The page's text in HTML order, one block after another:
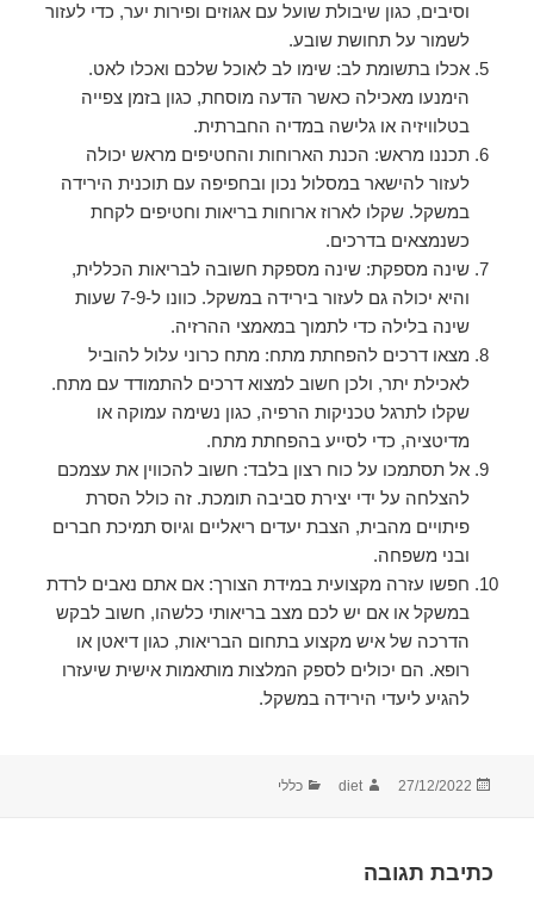
וסיבים, כגון שיבולת שועל עם אגוזים ופירות יער, כדי לעזור
לשמור על תחושת שובע.
אכלו בתשומת לב: שימו לב לאוכל שלכם ואכלו לאט.
הימנעו מאכילה כאשר הדעה מוסחת, כגון בזמן צפייה
בטלוויזיה או גלישה במדיה החברתית.
תכננו מראש: הכנת הארוחות והחטיפים מראש יכולה
לעזור להישאר במסלול נכון ובחפיפה עם תוכנית הירידה
במשקל. שקלו לארוז ארוחות בריאות וחטיפים לקחת
כשנמצאים בדרכים.
שינה מספקת: שינה מספקת חשובה לבריאות הכללית,
והיא יכולה גם לעזור בירידה במשקל. כוונו ל-7-9 שעות
שינה בלילה כדי לתמוך במאמצי ההרזיה.
מצאו דרכים להפחתת מתח: מתח כרוני עלול להוביל
לאכילת יתר, ולכן חשוב למצוא דרכים להתמודד עם מתח.
שקלו לתרגל טכניקות הרפיה, כגון נשימה עמוקה או
מדיטציה, כדי לסייע בהפחתת מתח.
אל תסתמכו על כוח רצון בלבד: חשוב להכווין את עצמכם
להצלחה על ידי יצירת סביבה תומכת. זה כולל הסרת
פיתויים מהבית, הצבת יעדים ריאליים וגיוס תמיכת חברים
ובני משפחה.
חפשו עזרה מקצועית במידת הצורך: אם אתם נאבים לרדת
במשקל או אם יש לכם מצב בריאותי כלשהו, חשוב לבקש
הדרכה של איש מקצוע בתחום הבריאות, כגון דיאטן או
רופא. הם יכולים לספק המלצות מותאמות אישית שיעזרו
להגיע ליעדי הירידה במשקל.
פורסם
27/12/2022 מחבר
diet קטגוריות
כללי
כתיבת תגובה